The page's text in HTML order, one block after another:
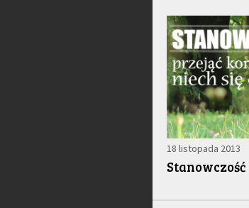
18 listopada 2013
Stanowczość